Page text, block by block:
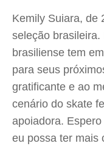
Kemily Suiara, de
seleção
brasiliense tem
para seus
gratificante e ao
cenário do skate
apoiadora.
eu possa ter mais